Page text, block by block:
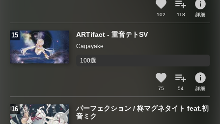
102 118
info
詳細
ARTifact - 重音テトSV
Cagayake
100選
75 54
info
詳細
パーフェクション / 柊マグネタイト feat.初
音ミク